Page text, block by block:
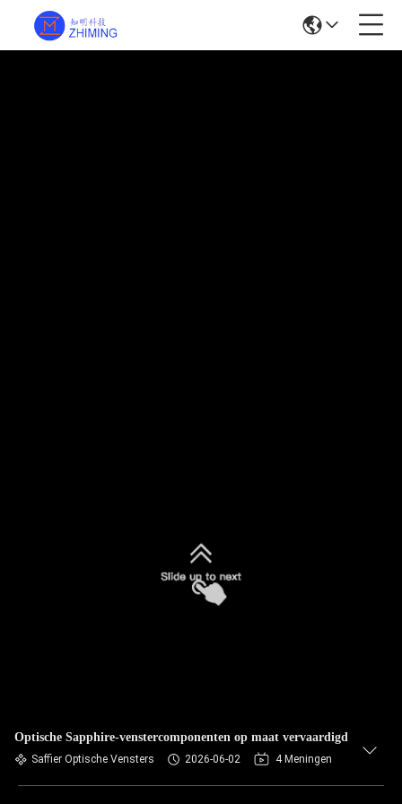
Optische Sapphire-venstercomponenten op maat vervaardigd
Saffier Optische Vensters 2026-06-02 4 Meningen